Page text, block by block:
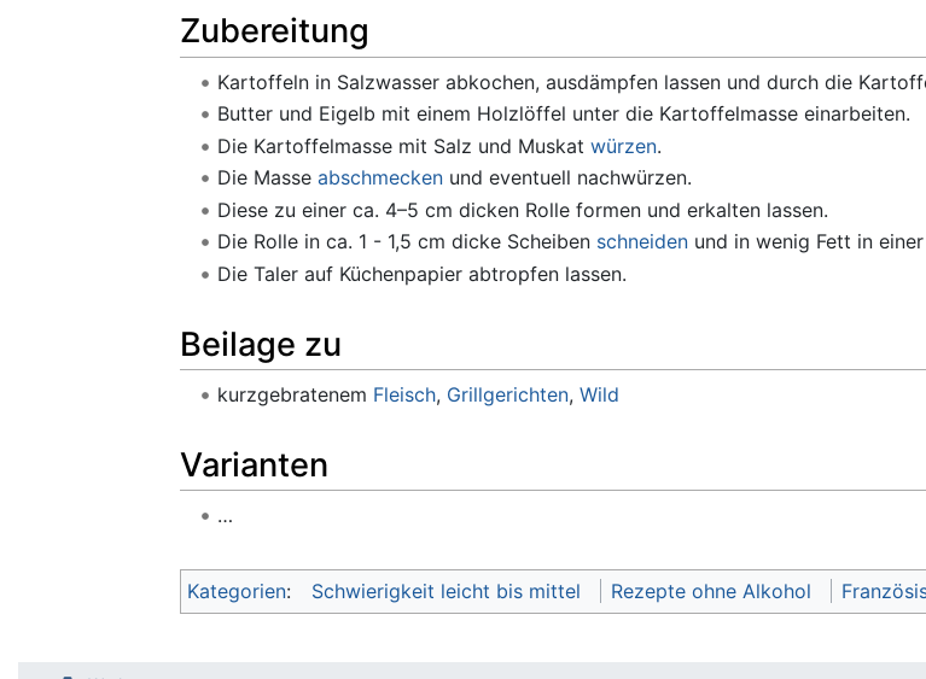
Zubereitung
Kartoffeln in Salzwasser abkochen, ausdämpfen lassen und durch die
Butter und Eigelb mit einem Holzlöffel unter die Kartoffelmasse einarbeiten.
Die Kartoffelmasse mit Salz und Muskat würzen.
Die Masse abschmeckenund eventuell nachwürzen.
Diese zu einer ca. 4–5 cm dicken Rolle formen und erkalten lassen.
Die Rolle in ca. 1 - 1,5 cm dicke Scheiben schneidenund in wenig Fett in
Die Taler auf Küchenpapier abtropfen lassen.
Beilage zu
kurzgebratenem Fleisch, Grillgerichten, Wild
Varianten
…
Kategorien: Schwierigkeit leicht bis mittel Rezepte ohne Alkohol